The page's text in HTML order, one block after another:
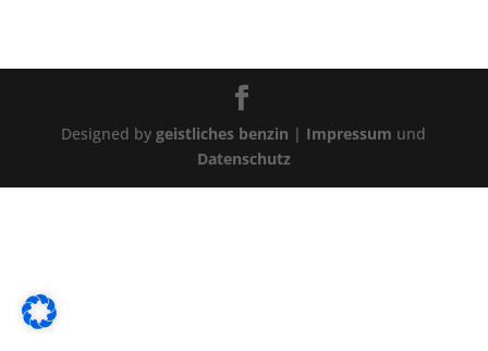
Designed bygeistliches benzin | Impressum und
Datenschutz